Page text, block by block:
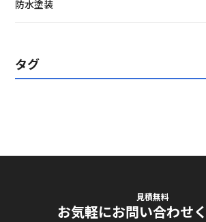
防水塗装
タグ
見積無料
お気軽にお問い合わせ